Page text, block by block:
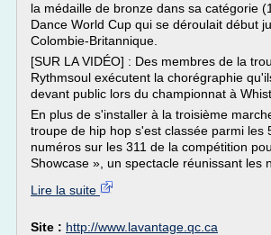
la médaille de bronze dans sa catégorie
Dance World Cup qui se déroulait début
Colombie-Britannique.
[SUR LA VIDÉO] : Des membres de la
Rythmsoul exécutent la chorégraphie
devant public lors du championnat à
En plus de s'installer à la troisième
troupe de hip hop s'est classée parmi les
numéros sur les 311 de la compétition
Showcase », un spectacle réunissant les
Lire la suite
Site : http://www.lavantage.qc.ca